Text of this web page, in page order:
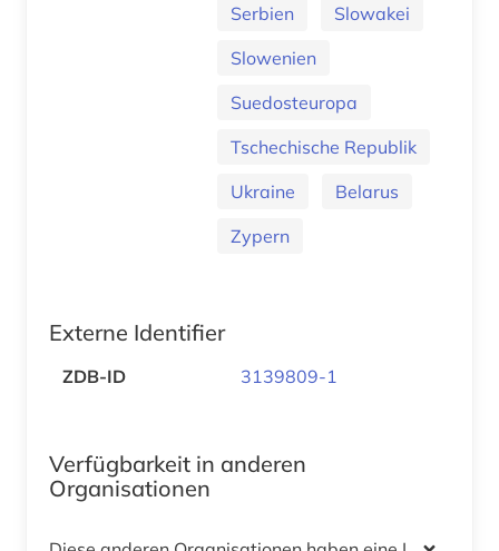
Serbien
Slowakei
Slowenien
Suedosteuropa
Tschechische Republik
Ukraine
Belarus
Zypern
Externe Identifier
ZDB-ID 3139809-1
Verfügbarkeit in anderen
Organisationen